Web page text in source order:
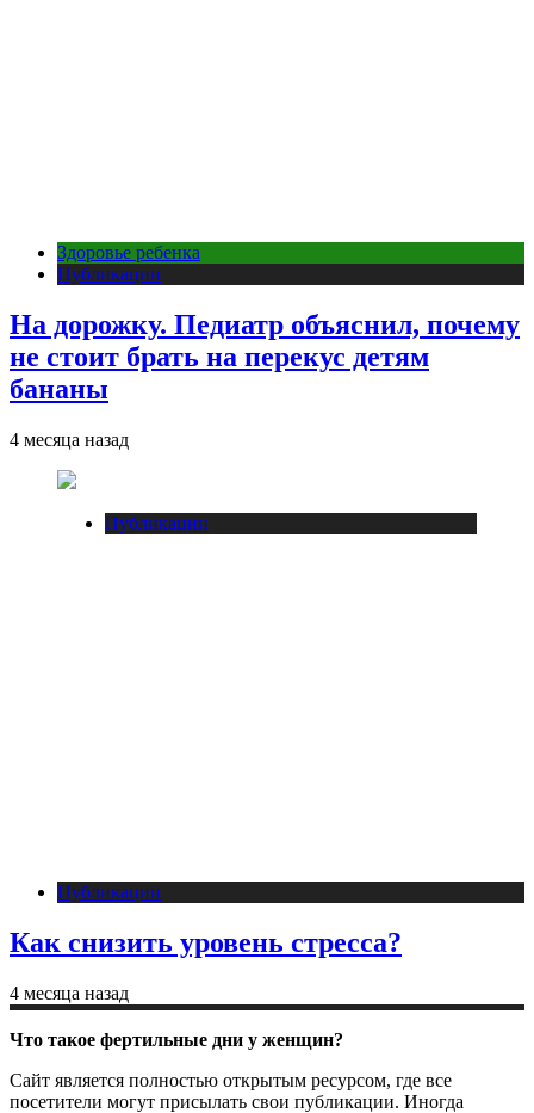
Здоровье ребенка
Публикации
На дорожку. Педиатр объяснил, почему
не стоит брать на перекус детям
бананы
4 месяца назад
Публикации
Публикации
Как снизить уровень стресса?
4 месяца назад
Что такое фертильные дни у женщин?
Сайт является полностью открытым ресурсом, где все
посетители могут присылать свои публикации. Иногда